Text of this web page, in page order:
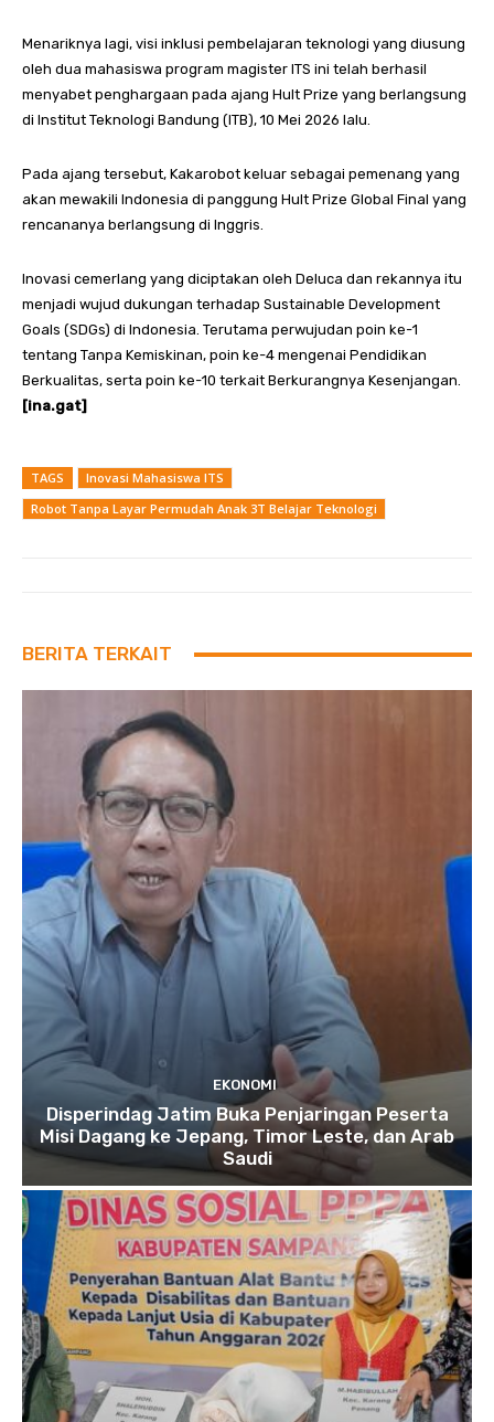
Menariknya lagi, visi inklusi pembelajaran teknologi yang diusung
oleh dua mahasiswa program magister ITS ini telah berhasil
menyabet penghargaan pada ajang Hult Prize yang berlangsung
di Institut Teknologi Bandung (ITB), 10 Mei 2026 lalu.
Pada ajang tersebut, Kakarobot keluar sebagai pemenang yang
akan mewakili Indonesia di panggung Hult Prize Global Final yang
rencananya berlangsung di Inggris.
Inovasi cemerlang yang diciptakan oleh Deluca dan rekannya itu
menjadi wujud dukungan terhadap Sustainable Development
Goals (SDGs) di Indonesia. Terutama perwujudan poin ke-1
tentang Tanpa Kemiskinan, poin ke-4 mengenai Pendidikan
Berkualitas, serta poin ke-10 terkait Berkurangnya Kesenjangan.
[ina.gat]
TAGS
Inovasi Mahasiswa ITS
Robot Tanpa Layar Permudah Anak 3T Belajar Teknologi
BERITA TERKAIT
EKONOMI
Disperindag Jatim Buka Penjaringan Peserta
Misi Dagang ke Jepang, Timor Leste, dan Arab
Saudi